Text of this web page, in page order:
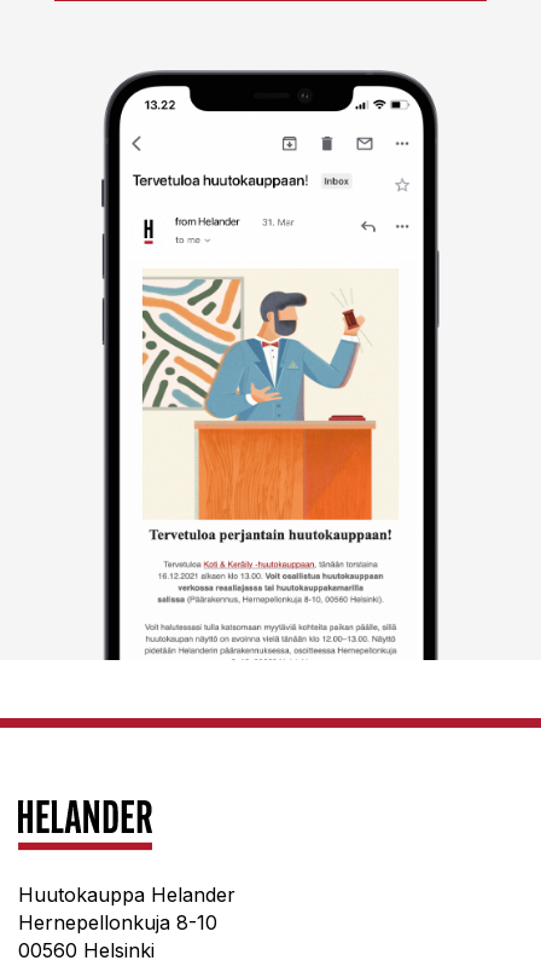
Huutokauppa Helander
Hernepellonkuja 8-10
00560 Helsinki